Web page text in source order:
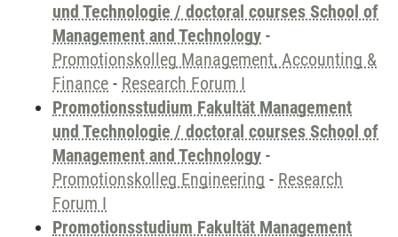
und Technologie / doctoral courses School of
Management and Technology -
Promotionskolleg Management, Accounting &
Finance - Research Forum I
Promotionsstudium Fakultät Management
und Technologie / doctoral courses School of
Management and Technology -
Promotionskolleg Engineering - Research
Forum I
Promotionsstudium Fakultät Management